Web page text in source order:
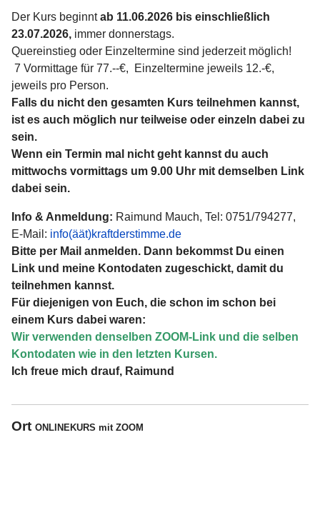
Der Kurs beginntab 11.06.2026 bis einschließlich
23.07.2026, immer donnerstags.
Quereinstieg oder Einzeltermine sind jederzeit möglich!
7 Vormittage für 77.--€, Einzeltermine jeweils 12.-€,
jeweils pro Person.
Falls du nicht den gesamten Kurs teilnehmen kannst,
ist es auch möglich nur teilweise oder einzeln dabei zu
sein.
Wenn ein Termin mal nicht geht kannst du auch
mittwochs vormittags um 9.00 Uhr mit demselben Link
dabei sein.
Info & Anmeldung: Raimund Mauch, Tel: 0751/794277,
E-Mail: info(äät)kraftderstimme.de
Bitte per Mail anmelden. Dann bekommst Du einen
Link und meine Kontodaten zugeschickt, damit du
teilnehmen kannst.
Für diejenigen von Euch, die schon im schon bei
einem Kurs dabei waren:
Wir verwenden denselben ZOOM-Link und die selben
Kontodaten wie in den letzten Kursen.
Ich freue mich drauf, Raimund
Ort ONLINEKURS mit ZOOM